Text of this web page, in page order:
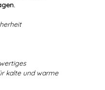
kalte und warme